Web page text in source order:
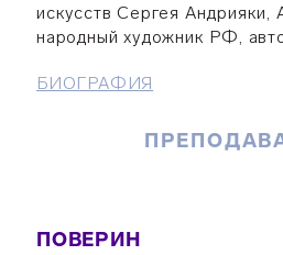
искусств Сергея Андрияки,
народный художник РФ,
БИОГРАФИЯ
ПОВЕРИН